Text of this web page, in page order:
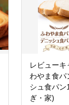
レビューキ
わやま食パ
シュ食パン
ぎ・家)